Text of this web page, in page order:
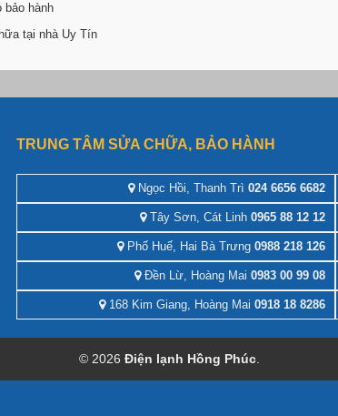
hành
tại nhà Uy Tín
TRUNG TÂM SỬA CHỮA, BẢO HÀNH
Ngọc Hồi, Thanh Trì 024 6656 6682
Tây Sơn, Cát Linh 0965 88 12 12
Phố Huế, Hai Bà Trưng 0988 218 126
Đền Lừ, Hoàng Mai 0983 00 99 08
168 Kim Giang, Hoàng Mai 0918 18 8286
© 2026 Điện lạnh Hồng Phúc.